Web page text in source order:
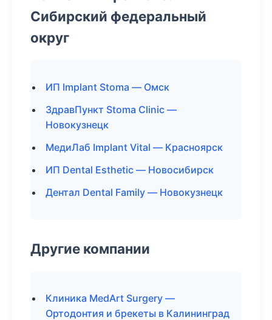
Сибирский федеральный
округ
ИП Implant Stoma — Омск
ЗдравПункт Stoma Clinic —
Новокузнецк
МедиЛаб Implant Vital — Красноярск
ИП Dental Esthetic — Новосибирск
Дентал Dental Family — Новокузнецк
Другие компании
Клиника MedArt Surgery —
Ортодонтия и брекеты в Калининград